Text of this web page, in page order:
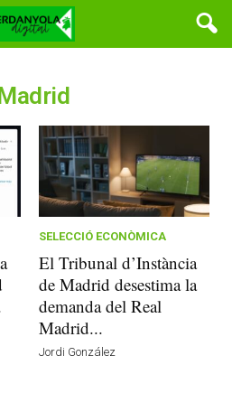
SELECCIÓ ECONÒMICA
El Tribunal d’Instància
de Madrid desestima la
demanda del Real
Madrid...
Jordi González